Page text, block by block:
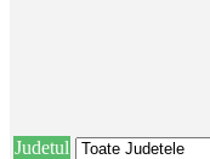
Judetul